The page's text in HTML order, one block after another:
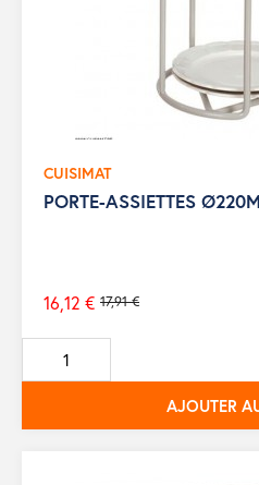
CUISIMAT
PORTE-ASSIETTES
Prix
de
base
17,91 €
16,12 €
AJOUTER